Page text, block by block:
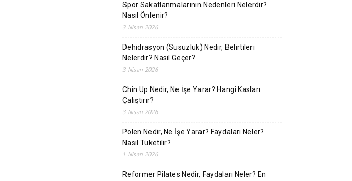
Spor Sakatlanmalarının Nedenleri Nelerdir?
Nasıl Önlenir?
3 Nisan 2026
Dehidrasyon (Susuzluk) Nedir, Belirtileri
Nelerdir? Nasıl Geçer?
3 Nisan 2026
Chin Up Nedir, Ne İşe Yarar? Hangi Kasları
Çalıştırır?
3 Nisan 2026
Polen Nedir, Ne İşe Yarar? Faydaları Neler?
Nasıl Tüketilir?
1 Nisan 2026
Reformer Pilates Nedir, Faydaları Neler? En